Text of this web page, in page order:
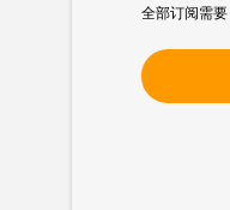
全部订阅需要